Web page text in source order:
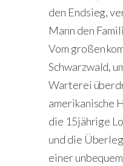
den Endsieg,
Mann den
Vom großen
Schwarzwald,
Warterei
amerikanische
die 15jährige
und die
einer